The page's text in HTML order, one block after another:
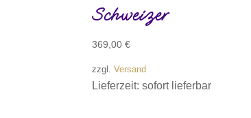
Schweizer
369,00€
zzgl.Versand
Lieferzeit: sofort lieferbar